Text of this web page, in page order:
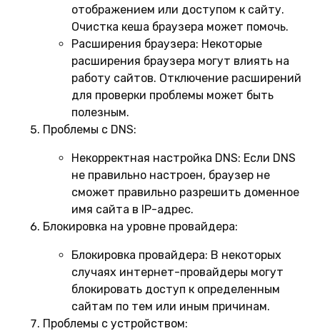
отображением или доступом к сайту.
Очистка кеша браузера может помочь.
Расширения браузера: Некоторые
расширения браузера могут влиять на
работу сайтов. Отключение расширений
для проверки проблемы может быть
полезным.
Проблемы с DNS:
Некорректная настройка DNS: Если DNS
не правильно настроен, браузер не
сможет правильно разрешить доменное
имя сайта в IP-адрес.
Блокировка на уровне провайдера:
Блокировка провайдера: В некоторых
случаях интернет-провайдеры могут
блокировать доступ к определенным
сайтам по тем или иным причинам.
Проблемы с устройством: